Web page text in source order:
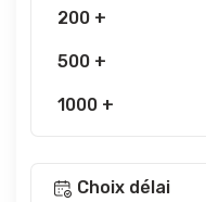
200 +
500 +
1000 +
Choix délai